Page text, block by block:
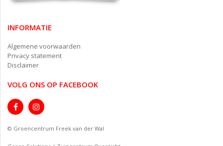
INFORMATIE
Algemene voorwaarden
Privacy statement
Disclaimer
VOLG ONS OP FACEBOOK
© Groencentrum Freek van der Wal